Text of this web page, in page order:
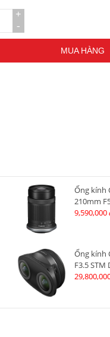
+
-
MUA HÀNG
Ống kính
210mm
9,590,000
Ống kính
F3.5 STM